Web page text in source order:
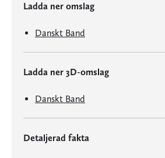
Ladda ner omslag
Danskt Band
Ladda ner 3D-omslag
Danskt Band
Detaljerad fakta